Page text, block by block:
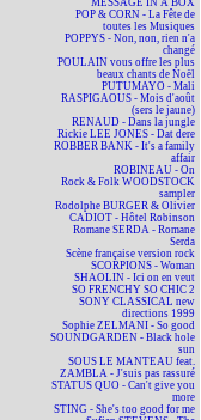
MESSAGE IN A BOX
POP & CORN - La Fête de
toutes les Musiques
POPPYS - Non, non, rien n'a
changé
POULAIN vous offre les plus
beaux chants de Noël
PUTUMAYO - Mali
RASPIGAOUS - Mois d'août
(sers le jaune)
RENAUD - Dans la jungle
Rickie LEE JONES - Dat dere
ROBBER BANK - It's a family
affair
ROBINEAU - On
Rock & Folk WOODSTOCK
sampler
Rodolphe BURGER & Olivier
CADIOT - Hôtel Robinson
Romane SERDA - Romane
Serda
Scène française version rock
SCORPIONS - Woman
SHAOLIN - Ici on en veut
SO FRENCHY SO CHIC 2
SONY CLASSICAL new
directions 1999
Sophie ZELMANI - So good
SOUNDGARDEN - Black hole
sun
SOUS LE MANTEAU feat.
ZAMBLA - J'suis pas rassuré
STATUS QUO - Can't give you
more
STING - She's too good for me